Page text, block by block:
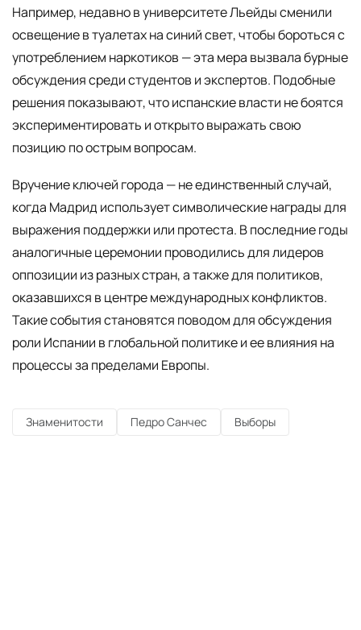
Например, недавно в университете Льейды сменили
освещение в туалетах на синий свет, чтобы бороться с
употреблением наркотиков — эта мера вызвала бурные
обсуждения среди студентов и экспертов. Подобные
решения показывают, что испанские власти не боятся
экспериментировать и открыто выражать свою
позицию по острым вопросам.
Вручение ключей города — не единственный случай,
когда Мадрид использует символические награды для
выражения поддержки или протеста. В последние годы
аналогичные церемонии проводились для лидеров
оппозиции из разных стран, а также для политиков,
оказавшихся в центре международных конфликтов.
Такие события становятся поводом для обсуждения
роли Испании в глобальной политике и ее влияния на
процессы за пределами Европы.
Знаменитости Педро Санчес Выборы